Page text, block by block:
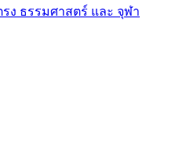
ง ธรรมศาสตร์ และ จุฬา